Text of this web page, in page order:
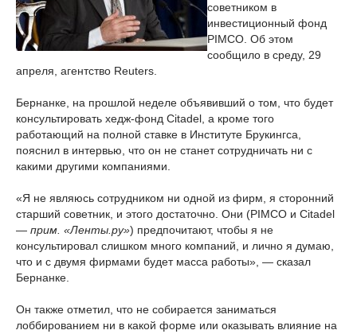
советником в
инвестиционный фонд
PIMCO. Об этом
сообщило в среду, 29
апреля, агентство Reuters.
Бернанке, на прошлой неделе объявивший о том, что будет
консультировать хедж-фонд Citadel, а кроме того
работающий на полной ставке в Институте Брукингса,
пояснил в интервью, что он не станет сотрудничать ни с
какими другими компаниями.
«Я не являюсь сотрудником ни одной из фирм, я сторонний
старший советник, и этого достаточно. Они (PIMCO и Citadel
— прим. «Ленты.ру») предпочитают, чтобы я не
консультировал слишком много компаний, и лично я думаю,
что и с двумя фирмами будет масса работы», — сказал
Бернанке.
Он также отметил, что не собирается заниматься
лоббированием ни в какой форме или оказывать влияние на